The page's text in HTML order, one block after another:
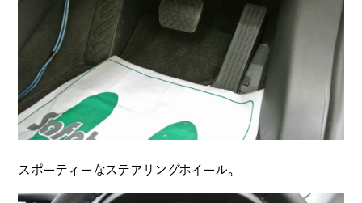
スポーティーなステアリングホイール。